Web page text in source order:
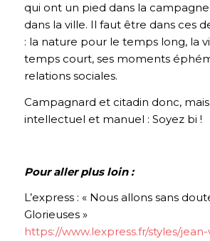
qui ont un pied dans la
dans la ville. Il faut être dans ces
: la nature pour le temps long, la
temps court, ses moments
relations sociales.
Campagnard et citadin donc, mais
intellectuel et manuel : Soyez bi !
Pour aller plus loin :
L’express : « Nous allons sans
Glorieuses »
https://www.lexpress.fr/styles/